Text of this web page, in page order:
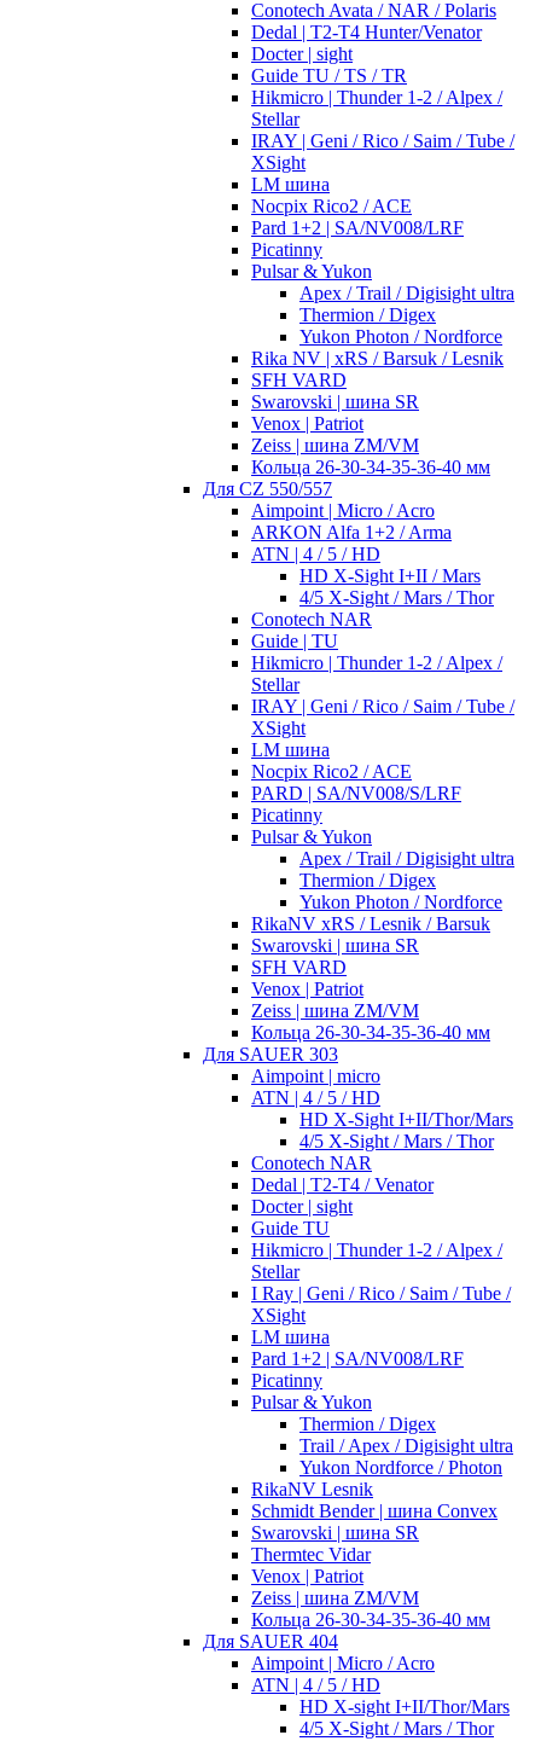
Conotech Avata / NAR / Polaris
Dedal | T2-T4 Hunter/Venator
Docter | sight
Guide TU / TS / TR
Hikmicro | Thunder 1-2 / Alpex /
Stellar
IRAY | Geni / Rico / Saim / Tube /
XSight
LM шина
Nocpix Rico2 / ACE
Pard 1+2 | SA/NV008/LRF
Picatinny
Pulsar & Yukon
Apex / Trail / Digisight ultra
Thermion / Digex
Yukon Photon / Nordforce
Rika NV | xRS / Barsuk / Lesnik
SFH VARD
Swarovski | шина SR
Venox | Patriot
Zeiss | шина ZM/VM
Кольца 26-30-34-35-36-40 мм
Для CZ 550/557
Aimpoint | Micro / Acro
ARKON Alfa 1+2 / Arma
ATN | 4 / 5 / HD
HD X-Sight I+II / Mars
4/5 X-Sight / Mars / Thor
Conotech NAR
Guide | TU
Hikmicro | Thunder 1-2 / Alpex /
Stellar
IRAY | Geni / Rico / Saim / Tube /
XSight
LM шина
Nocpix Rico2 / ACE
PARD | SA/NV008/S/LRF
Picatinny
Pulsar & Yukon
Apex / Trail / Digisight ultra
Thermion / Digex
Yukon Photon / Nordforce
RikaNV xRS / Lesnik / Barsuk
Swarovski | шина SR
SFH VARD
Venox | Patriot
Zeiss | шина ZM/VM
Кольца 26-30-34-35-36-40 мм
Для SAUER 303
Aimpoint | micro
ATN | 4 / 5 / HD
HD X-Sight I+II/Thor/Mars
4/5 X-Sight / Mars / Thor
Conotech NAR
Dedal | T2-T4 / Venator
Docter | sight
Guide TU
Hikmicro | Thunder 1-2 / Alpex /
Stellar
I Ray | Geni / Rico / Saim / Tube /
XSight
LM шина
Pard 1+2 | SA/NV008/LRF
Picatinny
Pulsar & Yukon
Thermion / Digex
Trail / Apex / Digisight ultra
Yukon Nordforce / Photon
RikaNV Lesnik
Schmidt Bender | шина Convex
Swarovski | шина SR
Thermtec Vidar
Venox | Patriot
Zeiss | шина ZM/VM
Кольца 26-30-34-35-36-40 мм
Для SAUER 404
Aimpoint | Micro / Acro
ATN | 4 / 5 / HD
HD X-sight I+II/Thor/Mars
4/5 X-Sight / Mars / Thor